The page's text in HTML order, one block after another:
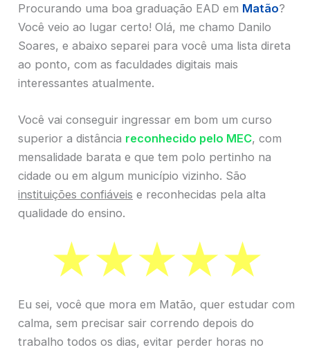
Procurando uma boa graduação EAD em Matão?
Você veio ao lugar certo! Olá, me chamo Danilo
Soares, e abaixo separei para você uma lista direta
ao ponto, com as faculdades digitais mais
interessantes atualmente.
Você vai conseguir ingressar em bom um curso
superior a distância reconhecido pelo MEC, com
mensalidade barata e que tem polo pertinho na
cidade ou em algum município vizinho. São
instituições confiáveis e reconhecidas pela alta
qualidade do ensino.
Eu sei, você que mora em Matão, quer estudar com
calma, sem precisar sair correndo depois do
trabalho todos os dias, evitar perder horas no